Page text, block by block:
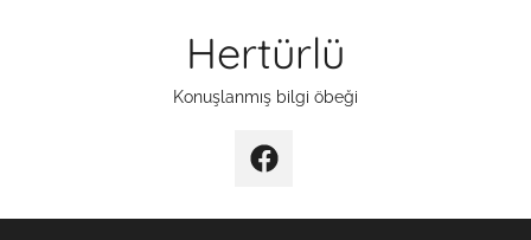
Hertürlü
Konuşlanmış bilgi öbeği
Facebook